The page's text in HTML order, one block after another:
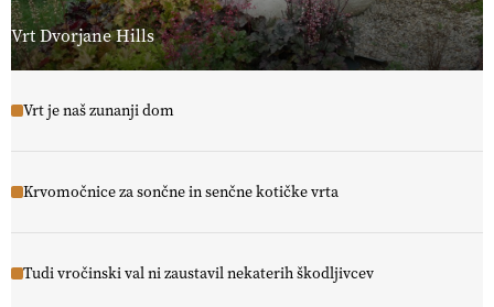
Vrt Dvorjane Hills
Vrt je naš zunanji dom
Krvomočnice za sončne in senčne kotičke vrta
Tudi vročinski val ni zaustavil nekaterih škodljivcev